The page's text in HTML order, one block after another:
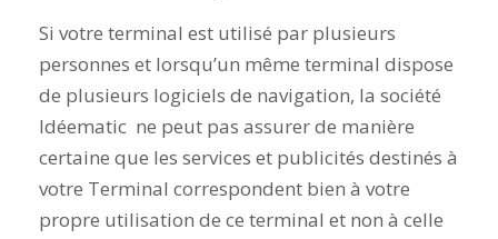
Si votre terminal est utilisé par plusieurs
personnes et lorsqu’un même terminal dispose
de plusieurs logiciels de navigation, la société
Idéematic ne peut pas assurer de manière
certaine que les services et publicités destinés à
votre Terminal correspondent bien à votre
propre utilisation de ce terminal et non à celle